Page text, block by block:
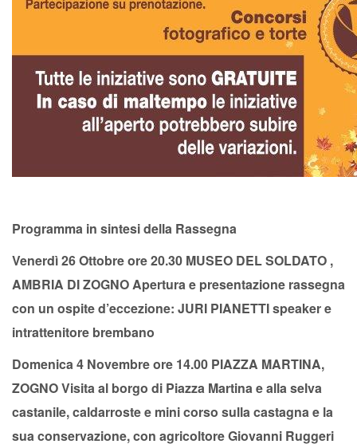
Programma in sintesi della Rassegna
Venerdì 26 Ottobre ore 20.30 MUSEO DEL SOLDATO ,
AMBRIA DI ZOGNO Apertura e presentazione rassegna
con un ospite d’eccezione: JURI PIANETTI speaker e
intrattenitore brembano
Domenica 4 Novembre ore 14.00 PIAZZA MARTINA,
ZOGNO Visita al borgo di Piazza Martina e alla selva
castanile, caldarroste e mini corso sulla castagna e la
sua conservazione, con agricoltore Giovanni Ruggeri